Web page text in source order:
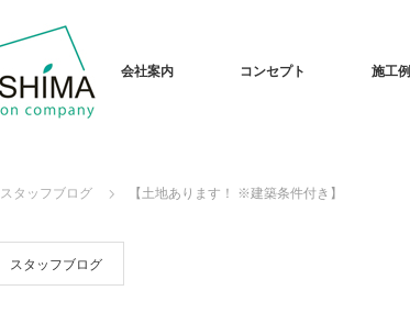
会社案内 コンセプト 施工例
スタッフブログ 【土地あります！ ※建築条件付き】
スタッフブログ